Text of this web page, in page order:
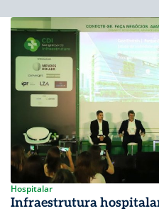
Hospitalar
Infraestrutura